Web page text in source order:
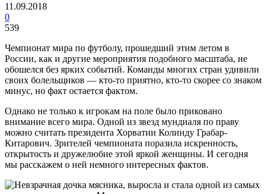
11.09.2018
0
539
Чемпионат мира по футболу, прошедший этим летом в
России, как и другие мероприятия подобного масштаба, не
обошелся без ярких событий. Команды многих стран удивили
своих болельщиков — кто-то приятно, кто-то скорее со знаком
минус, но факт остается фактом.
Однако не только к игрокам на поле было приковано
внимание всего мира. Одной из звезд мундиаля по праву
можно считать президента Хорватии Колинду Грабар-
Китарович. Зрителей чемпионата поразила искренность,
открытость и дружелюбие этой яркой женщины. И сегодня
мы расскажем о ней немного интересных фактов.